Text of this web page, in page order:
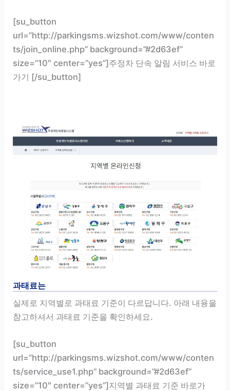
[su_button
url=”http://parkingsms.wizshot.com/www/conten
ts/join_online.php” background=”#2d63ef”
size=”10″ center=”yes”]주정차 단속 알림 서비스 바로
가기 [/su_button]
과태료는
실제로 지역별로 과태료 기준이 다르답니다. 아래 내용을
참고하셔서 과태료 기준을 확인하세요.
[su_button
url=”http://parkingsms.wizshot.com/www/conten
ts/service_use1.php” background=”#2d63ef”
size=”10″ center=”yes”]지역별 과태료 기준 바로가